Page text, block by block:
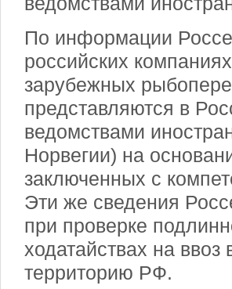
По информации
российских
зарубежных
представляются в
ведомствами
Норвегии) на
заключенных с
Эти же сведения
при проверке
ходатайствах на
территорию РФ.